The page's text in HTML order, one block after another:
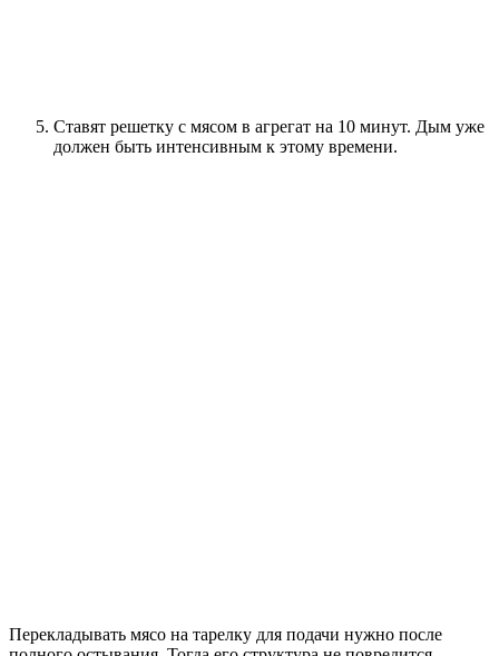
Ставят решетку с мясом в агрегат на 10 минут. Дым уже
должен быть интенсивным к этому времени.
Перекладывать мясо на тарелку для подачи нужно после